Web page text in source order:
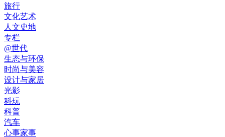
旅行
文化艺术
人文史地
专栏
@世代
生态与环保
时尚与美容
设计与家居
光影
科玩
科普
汽车
心事家事